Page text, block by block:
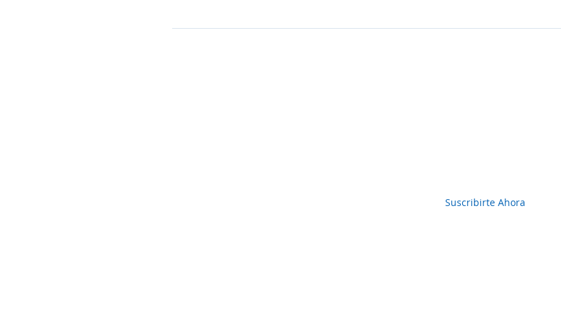
Suscribirte Ahora